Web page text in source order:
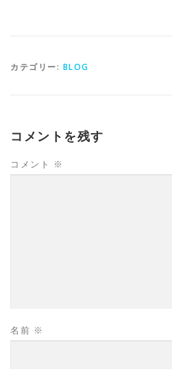
カテゴリー: BLOG
コメントを残す
コメント ※
名前 ※